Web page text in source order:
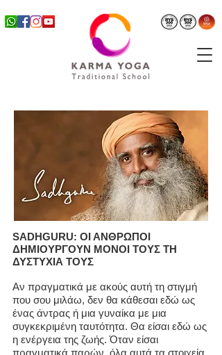
SADHGURU: ΟΙ ΑΝΘΡΩΠΟΙ
ΔΗΜΙΟΥΡΓΟΥΝ ΜΟΝΟΙ ΤΟΥΣ ΤΗ
ΔΥΣΤΥΧΙΑ ΤΟΥΣ
Αν πραγματικά με ακούς αυτή τη στιγμή
που σου μιλάω, δεν θα κάθεσαι εδώ ως
ένας άντρας ή μια γυναίκα με μια
συγκεκριμένη ταυτότητα. Θα είσαι εδώ ως
η ενέργεια της ζωής. Όταν είσαι
πραγματικά παρών, όλα αυτά τα στοιχεία